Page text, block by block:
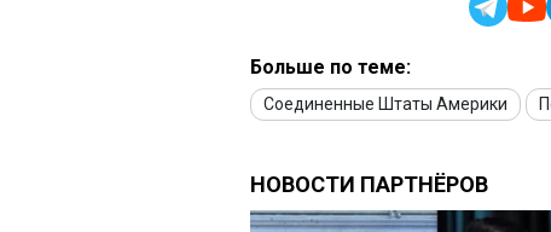
Больше по теме:
Соединенные Штаты Америки